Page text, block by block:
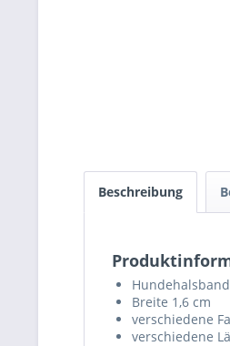
Beschreibung
Breite 1,6 cm
verschiedene
verschiedene